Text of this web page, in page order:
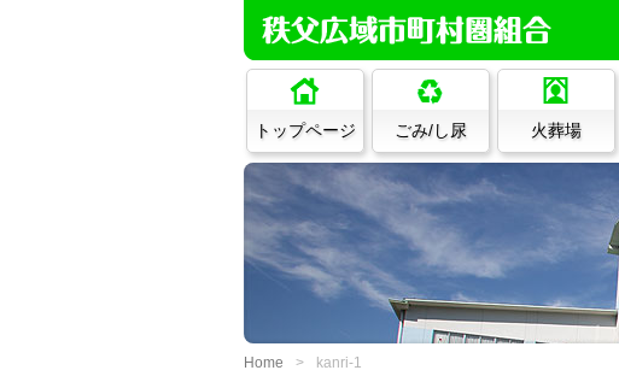
トップページ ごみ/し尿 火葬場
Home kanri-1